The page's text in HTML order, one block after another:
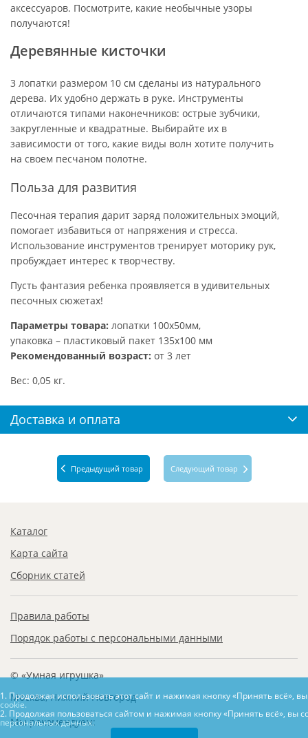
аксессуаров. Посмотрите, какие необычные узоры
получаются!
Деревянные кисточки
3 лопатки размером 10 см сделаны из натурального
дерева. Их удобно держать в руке. Инструменты
отличаются типами наконечников: острые зубчики,
закругленные и квадратные. Выбирайте их в
зависимости от того, какие виды волн хотите получить
на своем песчаном полотне.
Польза для развития
Песочная терапия дарит заряд положительных эмоций,
помогает избавиться от напряжения и стресса.
Использование инструментов тренирует моторику рук,
пробуждает интерес к творчеству.
Пусть фантазия ребенка проявляется в удивительных
песочных сюжетах!
Параметры товара: лопатки 100х50мм,
упаковка – пластиковый пакет 135х100 мм
Рекомендованный возраст: от 3 лет
Вес: 0,05 кг.
Доставка и оплата
Предыдущий товар Следующий товар
Каталог
Карта сайта
Сборник статей
Правила работы
Порядок работы с персональными данными
© «Умная игрушка»
Москва, Нижний Новгород
Мы рекомендуем:
1. Продолжая использовать этот сайт и нажимая кнопку «Принять всё»,
cookie.
2. Продолжая пользоваться сайтом и нажимая кнопку «Принять всё», вы
персональных данных.